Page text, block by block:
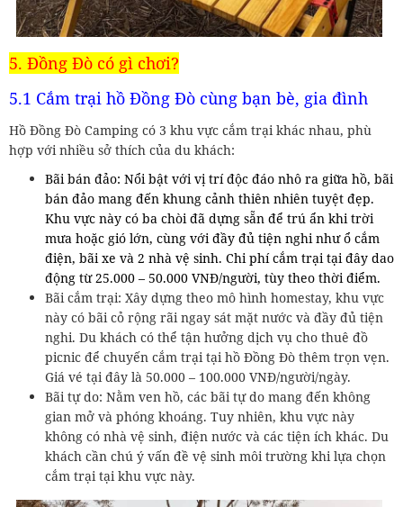
5. Đồng Đò có gì chơi?
5.1 Cắm trại hồ Đồng Đò cùng bạn bè, gia đình
Hồ Đồng Đò Camping có 3 khu vực cắm trại khác nhau, phù
hợp với nhiều sở thích của du khách:
Bãi bán đảo: Nổi bật với vị trí độc đáo nhô ra giữa hồ, bãi
bán đảo mang đến khung cảnh thiên nhiên tuyệt đẹp.
Khu vực này có ba chòi đã dựng sẵn để trú ẩn khi trời
mưa hoặc gió lớn, cùng với đầy đủ tiện nghi như ổ cắm
điện, bãi xe và 2 nhà vệ sinh. Chi phí cắm trại tại đây dao
động từ 25.000 – 50.000 VNĐ/người, tùy theo thời điểm.
Bãi cắm trại: Xây dựng theo mô hình homestay, khu vực
này có bãi cỏ rộng rãi ngay sát mặt nước và đầy đủ tiện
nghi. Du khách có thể tận hưởng dịch vụ cho thuê đồ
picnic để chuyến cắm trại tại hồ Đồng Đò thêm trọn vẹn.
Giá vé tại đây là 50.000 – 100.000 VNĐ/người/ngày.
Bãi tự do: Nằm ven hồ, các bãi tự do mang đến không
gian mở và phóng khoáng. Tuy nhiên, khu vực này
không có nhà vệ sinh, điện nước và các tiện ích khác. Du
khách cần chú ý vấn đề vệ sinh môi trường khi lựa chọn
cắm trại tại khu vực này.